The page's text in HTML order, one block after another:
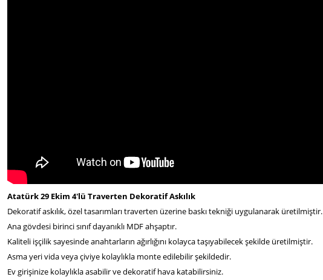
Atatürk 29 Ekim 4'lü Traverten Dekoratif Askılık
Dekoratif askılık, özel tasarımları traverten üzerine baskı tekniği uygulanarak üretilmiştir.
Ana gövdesi birinci sınıf dayanıklı MDF ahşaptır.
Kaliteli işçilik sayesinde anahtarların ağırlığını kolayca taşıyabilecek şekilde üretilmiştir.
Asma yeri vida veya çiviye kolaylıkla monte edilebilir şekildedir.
Ev girişinize kolaylıkla asabilir ve dekoratif hava katabilirsiniz.